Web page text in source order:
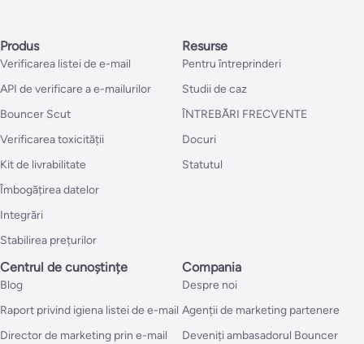
Produs
Verificarea listei de e-mail
API de verificare a e-mailurilor
Bouncer Scut
Verificarea toxicității
Kit de livrabilitate
Îmbogățirea datelor
Integrări
Stabilirea prețurilor
Resurse
Pentru întreprinderi
Studii de caz
ÎNTREBĂRI FRECVENTE
Docuri
Statutul
Centrul de cunoștințe
Blog
Raport privind igiena listei de e-mail
Director de marketing prin e-mail
Compania
Despre noi
Agenții de marketing partenere
Deveniți ambasadorul Bouncer